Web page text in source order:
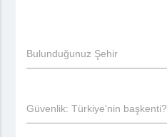
Bulunduğunuz Şehir
Güvenlik: Türkiye'nin başkenti?